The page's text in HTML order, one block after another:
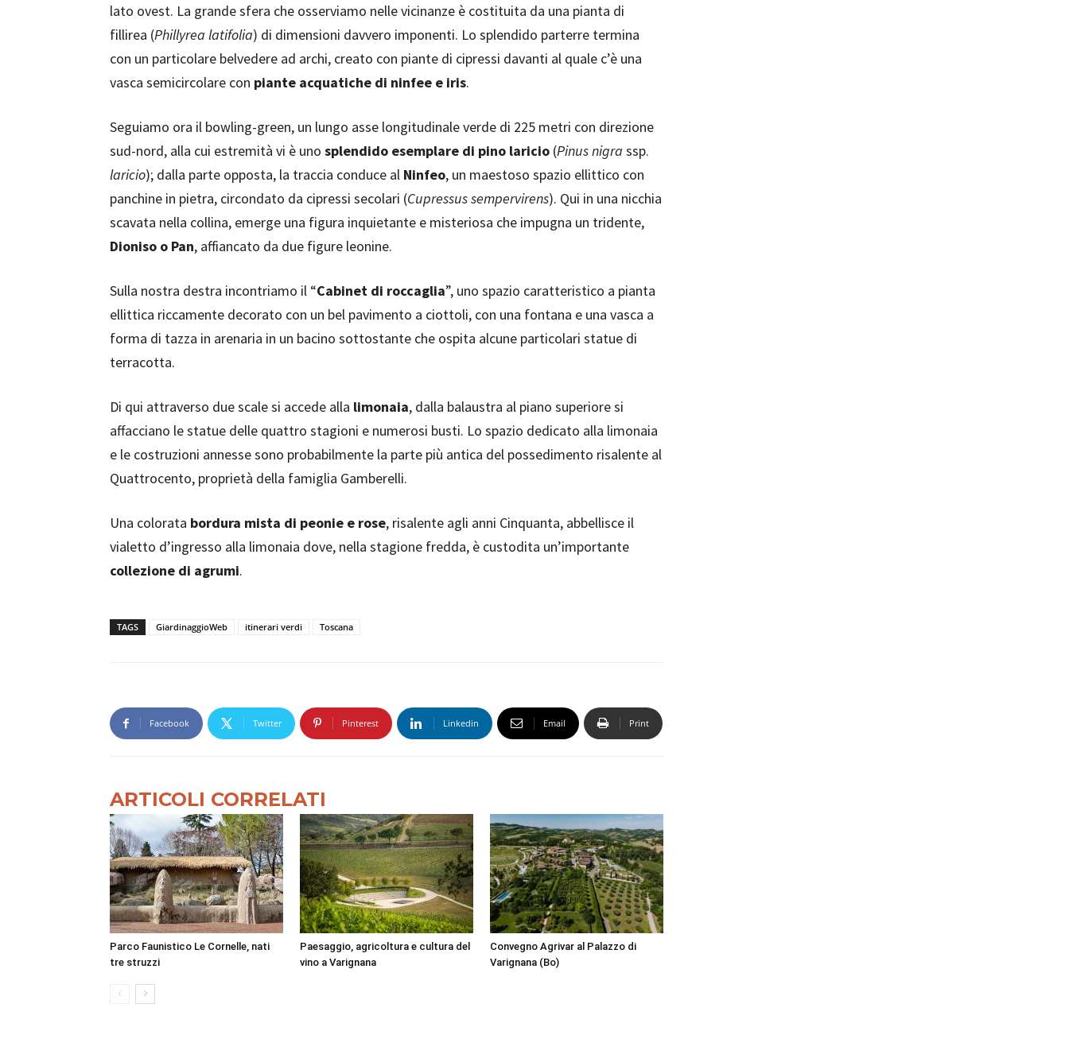
lato ovest. La grande sfera che osserviamo nelle vicinanze è costituita da una pianta di
fillirea (Phillyrea latifolia) di dimensioni davvero imponenti. Lo splendido parterre termina
con un particolare belvedere ad archi, creato con piante di cipressi davanti al quale c’è una
vasca semicircolare con piante acquatiche di ninfee e iris.
Seguiamo ora il bowling-green, un lungo asse longitudinale verde di 225 metri con direzione
sud-nord, alla cui estremità vi è uno splendido esemplare di pino laricio (Pinus nigra ssp.
laricio); dalla parte opposta, la traccia conduce al Ninfeo, un maestoso spazio ellittico con
panchine in pietra, circondato da cipressi secolari (Cupressus sempervirens). Qui in una nicchia
scavata nella collina, emerge una figura inquietante e misteriosa che impugna un tridente,
Dioniso o Pan, affiancato da due figure leonine.
Sulla nostra destra incontriamo il “Cabinet di roccaglia”, uno spazio caratteristico a pianta
ellittica riccamente decorato con un bel pavimento a ciottoli, con una fontana e una vasca a
forma di tazza in arenaria in un bacino sottostante che ospita alcune particolari statue di
terracotta.
Di qui attraverso due scale si accede alla limonaia, dalla balaustra al piano superiore si
affacciano le statue delle quattro stagioni e numerosi busti. Lo spazio dedicato alla limonaia
e le costruzioni annesse sono probabilmente la parte più antica del possedimento risalente al
Quattrocento, proprietà della famiglia Gamberelli.
Una colorata bordura mista di peonie e rose, risalente agli anni Cinquanta, abbellisce il
vialetto d’ingresso alla limonaia dove, nella stagione fredda, è custodita un’importante
collezione di agrumi.
TAGS GiardinaggioWeb itinerari verdi Toscana
Facebook Twitter Pinterest Linkedin Email Print
ARTICOLI CORRELATI
Parco Faunistico Le Cornelle, nati
tre struzzi
Paesaggio, agricoltura e cultura del
vino a Varignana
Convegno Agrivar al Palazzo di
Varignana (Bo)